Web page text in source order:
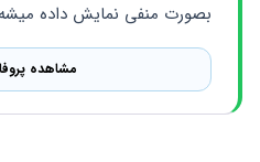
بصورت منفی نمایش داده میشه
مشاهده